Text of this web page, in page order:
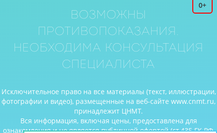
0+
Возможны
противопоказания.
Необходима консультация
специалиста
Исключительное право на все материалы (текст, иллюстрации,
фотографии и видео), размещенные на веб-сайте www.cnmt.ru,
принадлежит ЦНМТ.
Вся информация, включая цены, предоставлена для
ознакомления и не является публичной офертой (ст.435 ГК РФ,